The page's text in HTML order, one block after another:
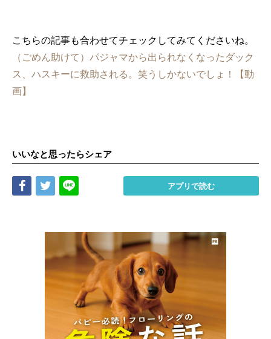
こちらの記事も合わせてチェックしてみてくださいね。
（ごめん助けて）パジャマから出られなくなったダック
ス、ハスキーに救助される。笑うしかないでしょ！【動
画】
いいなと思ったらシェア
Share Tweet アプリで読む